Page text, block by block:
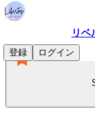
リベ
登録
ログイン